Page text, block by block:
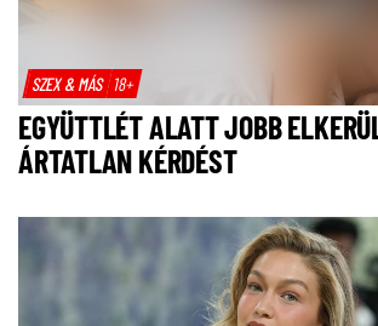
SZEX & MÁS 18+
EGYÜTTLÉT ALATT JOBB
ÁRTATLAN KÉRDÉST